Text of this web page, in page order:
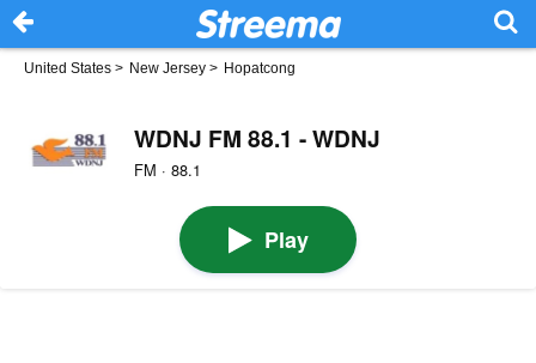
United States > New Jersey > Hopatcong
WDNJ FM 88.1 - WDNJ
FM · 88.1
Play